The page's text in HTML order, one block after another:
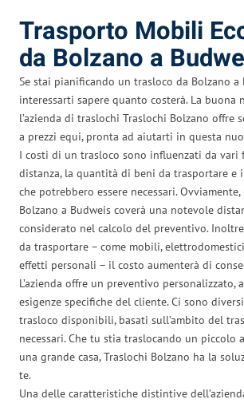
Trasporto Mobili
da Bolzano a
Se stai pianificando un trasloco da Bolzano a
interessarti sapere quanto costerà. La buona
l’azienda di traslochi Traslochi Bolzano offre
a prezzi equi, pronta ad aiutarti in questa
I costi di un trasloco sono influenzati da vari
distanza, la quantità di beni da trasportare e
che potrebbero essere necessari.
Bolzano a Budweis coverà una notevole
considerato nel calcolo del preventivo.
da trasportare – come mobili,
effetti personali – il costo aumenterà di
L’azienda offre un preventivo personalizzato,
esigenze specifiche del cliente. Ci sono
trasloco disponibili, basati sull’ambito del
necessari. Che tu stia traslocando un piccolo
una grande casa, Traslochi Bolzano ha la
te.
Una delle caratteristiche distintive